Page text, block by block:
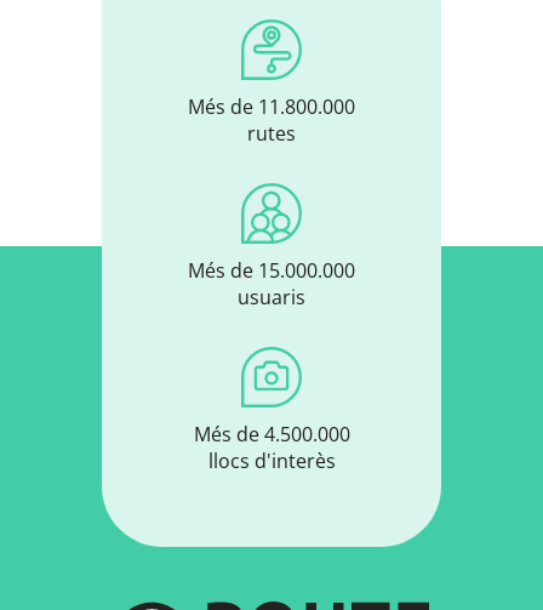
Més de 11.800.000
rutes
Més de 15.000.000
usuaris
Més de 4.500.000
llocs d'interès